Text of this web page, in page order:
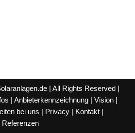
| All Rights Reserved |
| Anbieterkennzeichnung | Vision |
bei uns | Privacy | Kontakt |
Referenzen